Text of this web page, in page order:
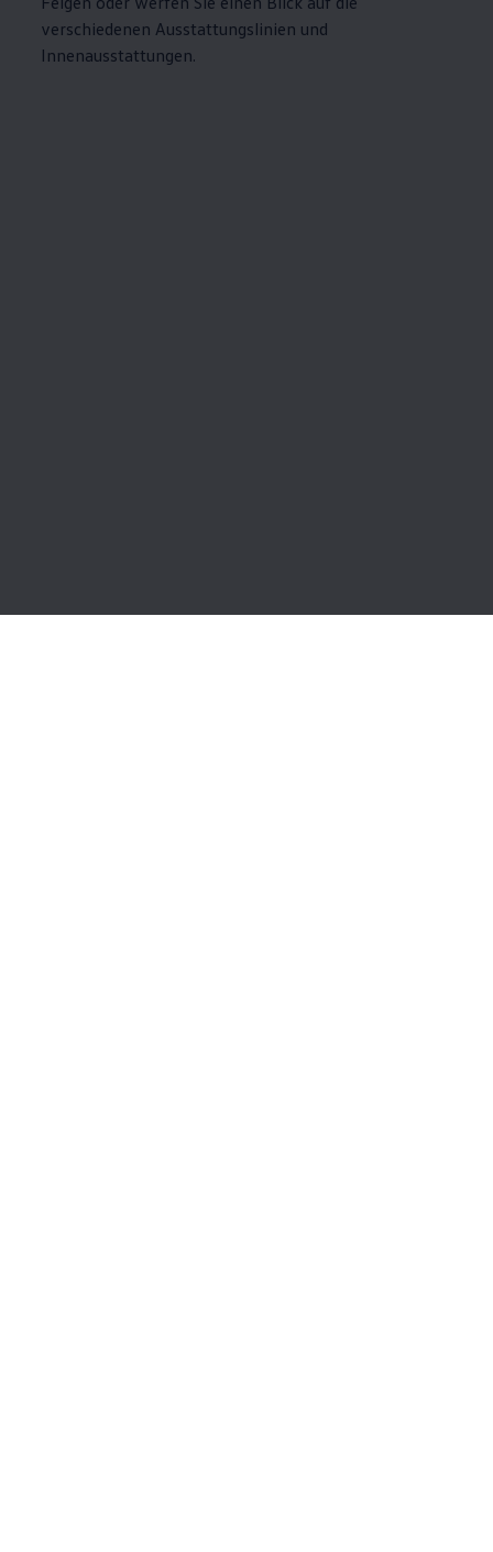
verschiedenen Ausstattungslinien und
Innenausstattungen.